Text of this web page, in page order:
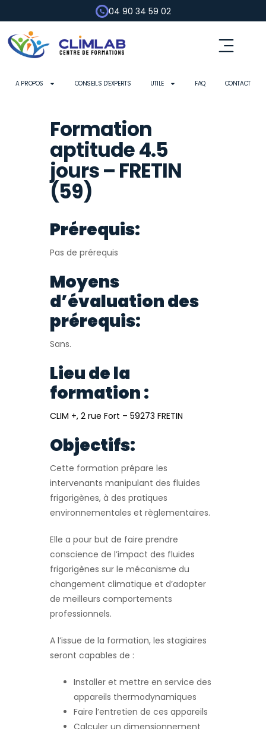
04 90 34 59 02
A PROPOS CONSEILS D’EXPERTS UTILE FAQ CONTACT
Formation
aptitude 4.5
jours – FRETIN
(59)
Prérequis:
Pas de prérequis
Moyens
d’évaluation des
prérequis:
Sans.
Lieu de la
formation :
CLIM +, 2 rue Fort – 59273 FRETIN
Objectifs:
Cette formation prépare les
intervenants manipulant des fluides
frigorigènes, à des pratiques
environnementales et règlementaires.
Elle a pour but de faire prendre
conscience de l’impact des fluides
frigorigènes sur le mécanisme du
changement climatique et d’adopter
de meilleurs comportements
professionnels.
A l’issue de la formation, les stagiaires
seront capables de :
Installer et mettre en service des
appareils thermodynamiques
Faire l’entretien de ces appareils
Calculer un dimensionnement